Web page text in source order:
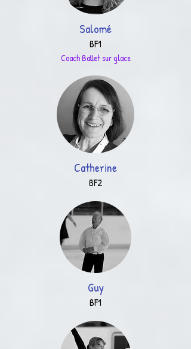
Salomé
BF1
Coach Ballet sur glace
Catherine
BF2
Guy
BF1